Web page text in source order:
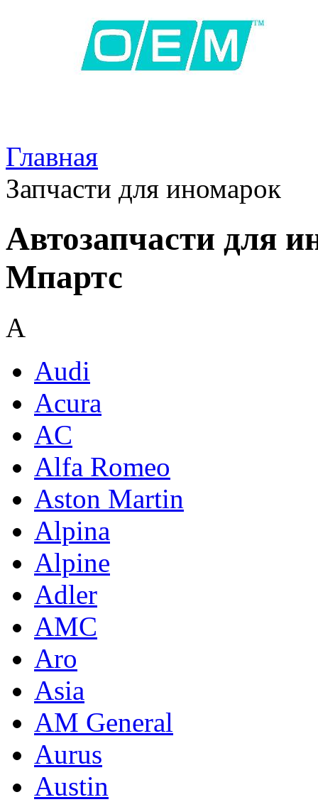
Главная
Запчасти для иномарок
Автозапчасти для
Мпартс
A
Audi
Acura
AC
Alfa Romeo
Aston Martin
Alpina
Alpine
Adler
AMC
Aro
Asia
AM General
Aurus
Austin